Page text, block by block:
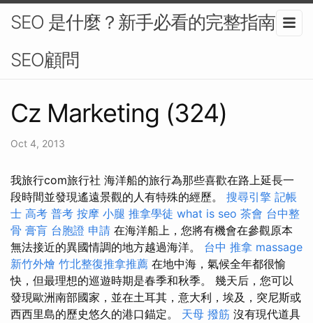
SEO 是什麼？新手必看的完整指南-
SEO顧問
Cz Marketing (324)
Oct 4, 2013
我旅行com旅行社 海洋船的旅行為那些喜歡在路上延長一
段時間並發現遙遠景觀的人有特殊的經歷。 搜尋引擎 記帳
士 高考 普考 按摩 小腿 推拿學徒 what is seo 茶會 台中整
骨 膏肓 台胞證 申請 在海洋船上，您將有機會在參觀原本
無法接近的異國情調的地方越過海洋。 台中 推拿 massage
新竹外燴 竹北整復推拿推薦 在地中海，氣候全年都很愉
快，但最理想的巡遊時期是春季和秋季。 幾天后，您可以
發現歐洲南部國家，並在土耳其，意大利，埃及，突尼斯或
西西里島的歷史悠久的港口錨定。 天母 撥筋 沒有現代道具